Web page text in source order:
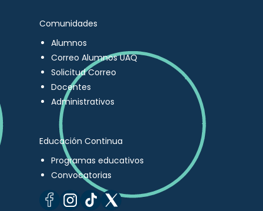
Comunidades
Alumnos
Correo Alumnos UAQ
Solicitud Correo
Docentes
Administrativos
Educación Continua
Programas educativos
Convocatorias